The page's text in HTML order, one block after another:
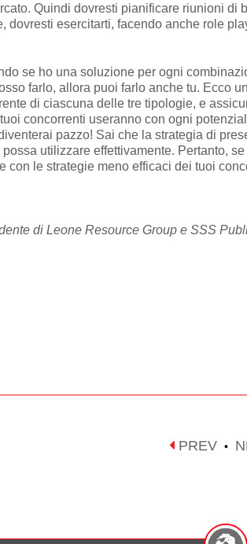
Quindi dovresti pianificare riunioni di
dovresti esercitarti, facendo anche role
se ho una soluzione per ogni
farlo, allora puoi farlo anche tu. Ecco
di ciascuna delle tre tipologie, e
concorrenti useranno con ogni
pazzo! Sai che la strategia di
utilizzare effettivamente. Pertanto,
con le strategie meno efficaci dei tuoi
di Leone Resource Group e SSS
PREV •